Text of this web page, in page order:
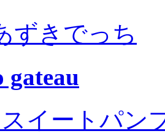
ずきでっち
gateau
スイートパン